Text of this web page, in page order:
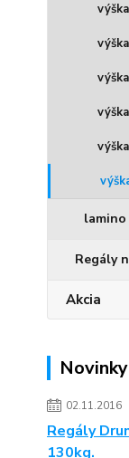
Regály
Akcia
Novinky
02.11.2016
Regály
130kg.